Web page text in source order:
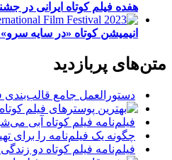
هفده فیلم کوتاه ایرانی در
انیمیشن کوتاه «در سایه سرو» در
متن‌های پربازدید
دستورالعمل جامع قالب‌بندی
فیلم‌نامه فیلم کوتاه آبی
چگونه یک فیلم‌نامه را برای
فیلم‌نامه فیلم کوتاه دو